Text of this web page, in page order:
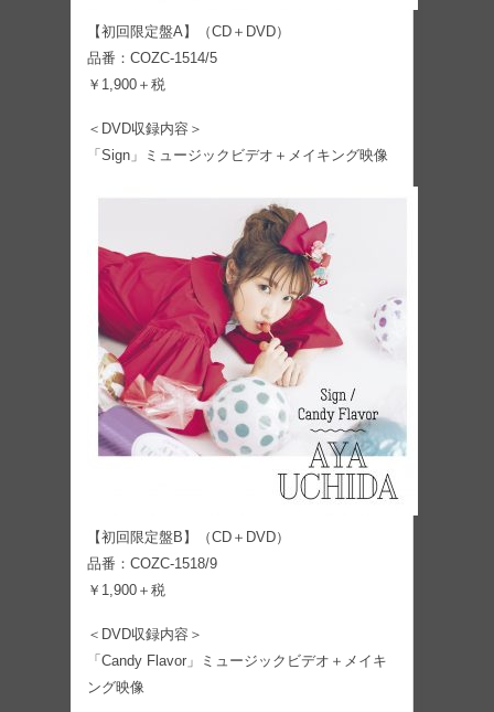
【初回限定盤A】（CD＋DVD）
品番：COZC-1514/5
￥1,900＋税
＜DVD収録内容＞
「Sign」ミュージックビデオ＋メイキング映像
【初回限定盤B】（CD＋DVD）
品番：COZC-1518/9
￥1,900＋税
＜DVD収録内容＞
「Candy Flavor」ミュージックビデオ＋メイキ
ング映像